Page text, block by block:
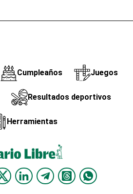
Cumpleaños Juegos
Resultados deportivos
Herramientas